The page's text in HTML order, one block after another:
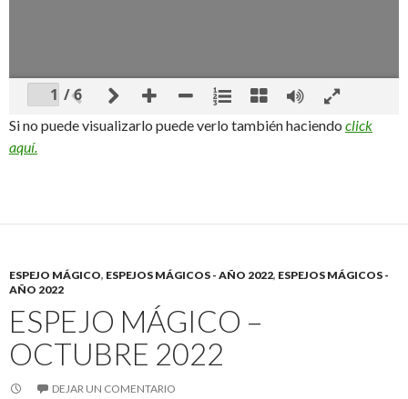
/ 6
Si no puede visualizarlo puede verlo también haciendo click
aquí.
ESPEJO MÁGICO, ESPEJOS MÁGICOS - AÑO 2022, ESPEJOS MÁGICOS -
AÑO 2022
ESPEJO MÁGICO –
OCTUBRE 2022
DEJAR UN COMENTARIO